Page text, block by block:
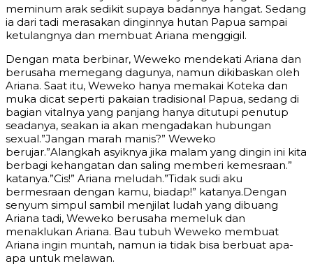
meminum arak sedikit supaya badannya hangat. Sedang
ia dari tadi merasakan dinginnya hutan Papua sampai
ketulangnya dan membuat Ariana menggigil.
Dengan mata berbinar, Weweko mendekati Ariana dan
berusaha memegang dagunya, namun dikibaskan oleh
Ariana. Saat itu, Weweko hanya memakai Koteka dan
muka dicat seperti pakaian tradisional Papua, sedang di
bagian vitalnya yang panjang hanya ditutupi penutup
seadanya, seakan ia akan mengadakan hubungan
sexual.”Jangan marah manis?” Weweko
berujar.”Alangkah asyiknya jika malam yang dingin ini kita
berbagi kehangatan dan saling memberi kemesraan.”
katanya.”Cis!” Ariana meludah.”Tidak sudi aku
bermesraan dengan kamu, biadap!” katanya.Dengan
senyum simpul sambil menjilat ludah yang dibuang
Ariana tadi, Weweko berusaha memeluk dan
menaklukan Ariana. Bau tubuh Weweko membuat
Ariana ingin muntah, namun ia tidak bisa berbuat apa-
apa untuk melawan.